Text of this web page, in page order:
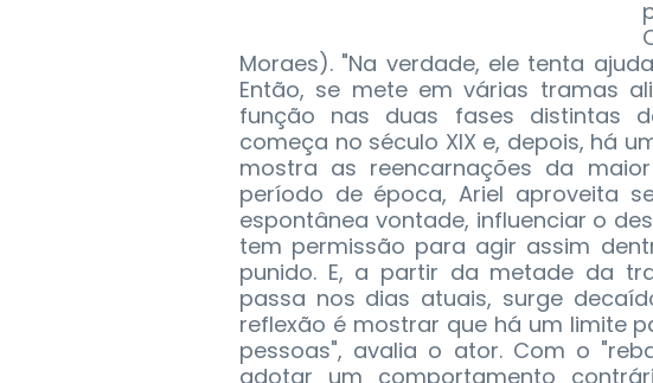
Moraes). "Na verdade, ele tenta
Então, se mete em várias tramas
função nas duas fases distintas
começa no século XIX e, depois, há
mostra as reencarnações da
período de época, Ariel aproveita
espontânea vontade, influenciar o
tem permissão para agir assim
punido. E, a partir da metade da
passa nos dias atuais, surge
reflexão é mostrar que há um limite
pessoas", avalia o ator. Com o
adotar um comportamento